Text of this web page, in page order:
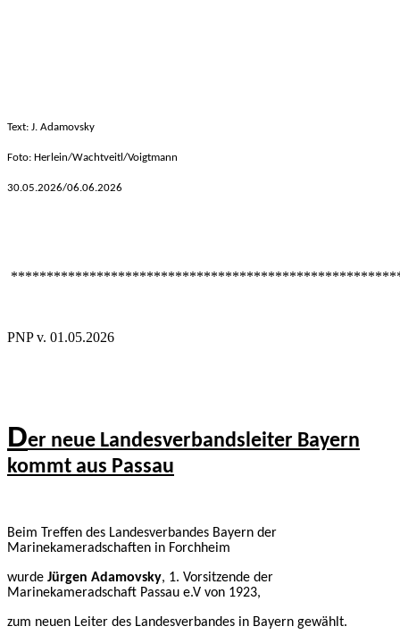
Text: J. Adamovsky
Foto: Herlein/Wachtveitl/Voigtmann
30.05.2026/06.06.2026
PNP v. 01.05.2026
Der neue Landesverbandsleiter Bayern
kommt aus Passau
Beim Treffen des Landesverbandes Bayern der
Marinekameradschaften in Forchheim
wurde Jürgen Adamovsky, 1. Vorsitzende der
Marinekameradschaft Passau e.V von 1923,
zum neuen Leiter des Landesverbandes in Bayern gewählt.